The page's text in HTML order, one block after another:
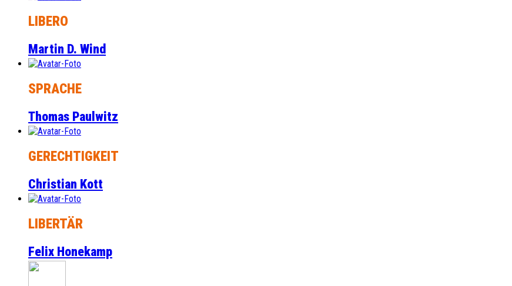
LIBERO
Martin D. Wind
SPRACHE
Thomas Paulwitz
GERECHTIGKEIT
Christian Kott
LIBERTÄR
Felix Honekamp